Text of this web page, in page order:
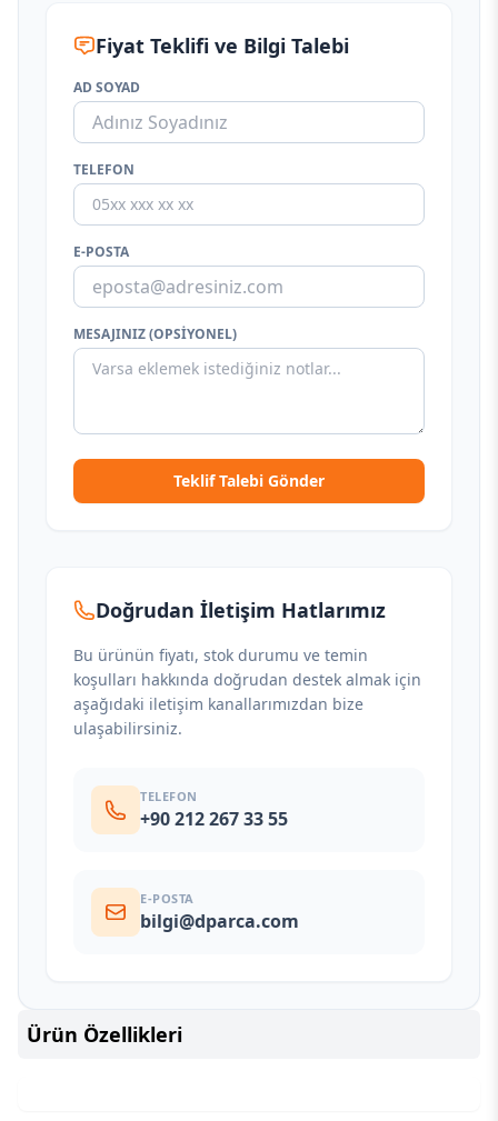
Fiyat Teklifi ve Bilgi Talebi
AD SOYAD
TELEFON
E-POSTA
MESAJINIZ (OPSIYONEL)
Teklif Talebi Gönder
Doğrudan İletişim Hatlarımız
Bu ürünün fiyatı, stok durumu ve temin
koşulları hakkında doğrudan destek almak için
aşağıdaki iletişim kanallarımızdan bize
ulaşabilirsiniz.
TELEFON
+90 212 267 33 55
E-POSTA
bilgi@dparca.com
Ürün Özellikleri